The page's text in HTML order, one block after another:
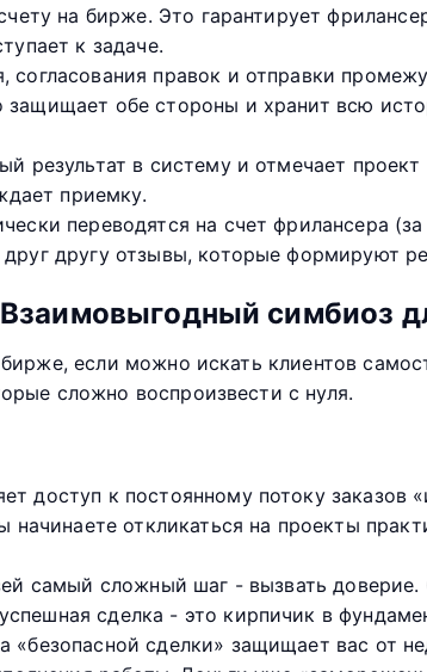
на бирже. Это гарантирует
к задаче.
согласования правок и отправки
обе стороны и хранит всю
результат в систему и отмечает
приемку.
переводятся на счет фрилансера
другу отзывы, которые формируют
симбиоз
если можно искать клиентов
сложно воспроизвести с нуля.
доступ к постоянному потоку заказов
откликаться на проекты
самый сложный шаг - вызвать
сделка - это кирпичик в
сделки» защищает вас от